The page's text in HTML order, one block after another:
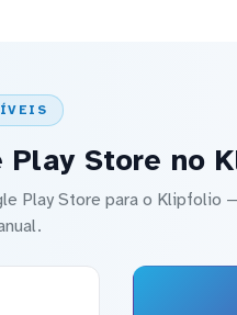
Play Store no
Play Store para o Klipfolio